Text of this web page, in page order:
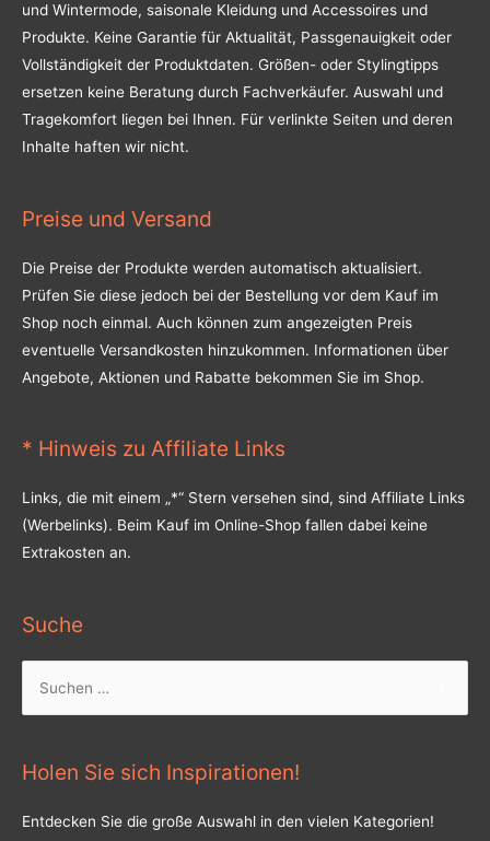
und Wintermode, saisonale Kleidung und Accessoires und
Produkte. Keine Garantie für Aktualität, Passgenauigkeit oder
Vollständigkeit der Produktdaten. Größen- oder Stylingtipps
ersetzen keine Beratung durch Fachverkäufer. Auswahl und
Tragekomfort liegen bei Ihnen. Für verlinkte Seiten und deren
Inhalte haften wir nicht.
Preise und Versand
Die Preise der Produkte werden automatisch aktualisiert.
Prüfen Sie diese jedoch bei der Bestellung vor dem Kauf im
Shop noch einmal. Auch können zum angezeigten Preis
eventuelle Versandkosten hinzukommen. Informationen über
Angebote, Aktionen und Rabatte bekommen Sie im Shop.
* Hinweis zu Affiliate Links
Links, die mit einem „*“ Stern versehen sind, sind Affiliate Links
(Werbelinks). Beim Kauf im Online-Shop fallen dabei keine
Extrakosten an.
Suche
Holen Sie sich Inspirationen!
Entdecken Sie die große Auswahl in den vielen Kategorien!